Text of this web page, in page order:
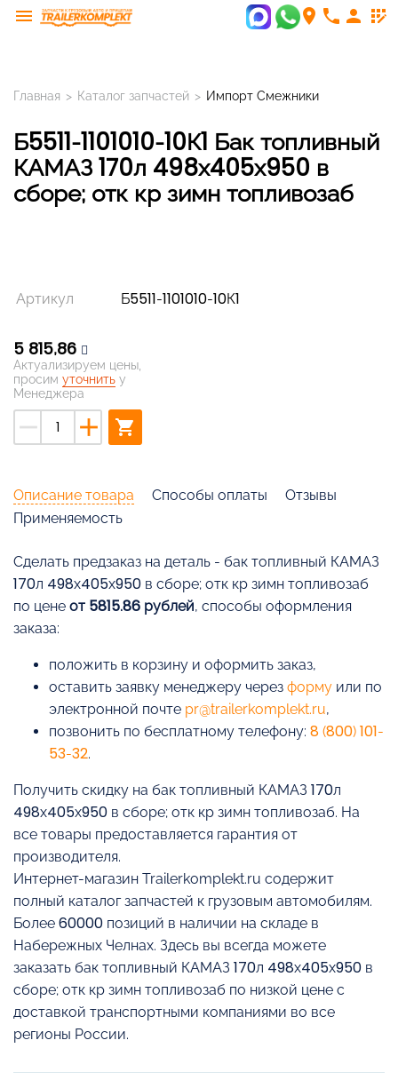
menu room phone person app_registration
Главная > Каталог запчастей > Импорт Смежники
Б5511-1101010-10К1 Бак топливный
КАМАЗ 170л 498х405х950 в
сборе; отк кр зимн топливозаб
Артикул Б5511-1101010-10К1
5 815,86
Актуализируем цены,
просим уточнить у
Менеджера
remove add shopping_cart
Описание товара Способы оплаты
Отзывы
Применяемость
Cделать предзаказ на деталь - бак топливный КАМАЗ
170л 498х405х950 в сборе; отк кр зимн топливозаб
по цене от 5815.86 рублей, способы оформления
заказа:
положить в корзину и оформить заказ,
оставить заявку менеджеру через форму или по
электронной почте pr@trailerkomplekt.ru,
позвонить по бесплатному телефону: 8 (800) 101-
53-32.
Получить скидку на бак топливный КАМАЗ 170л
498х405х950 в сборе; отк кр зимн топливозаб. На
все товары предоставляется гарантия от
производителя.
Интернет-магазин Trailerkomplekt.ru содержит
полный каталог запчастей к грузовым автомобилям.
Более 60000 позиций в наличии на складе в
Набережных Челнах. Здесь вы всегда можете
заказать бак топливный КАМАЗ 170л 498х405х950 в
сборе; отк кр зимн топливозаб по низкой цене с
доставкой транспортными компаниями во все
регионы России.